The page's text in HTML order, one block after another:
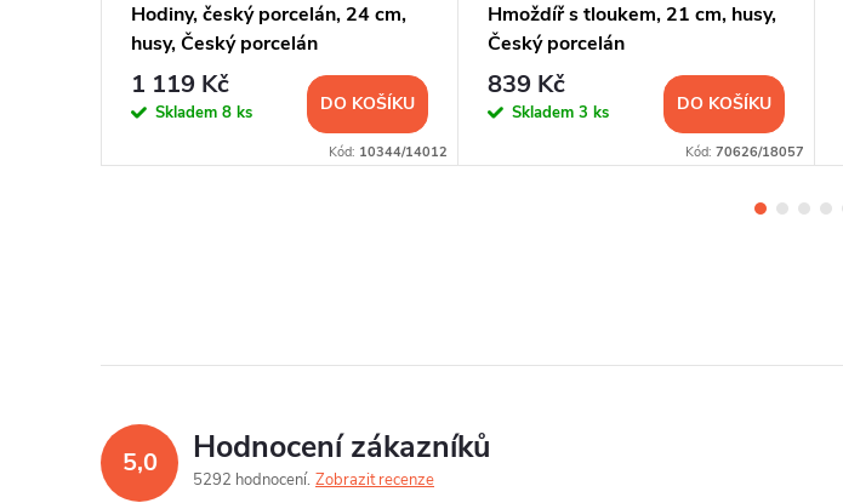
Hodiny, český porcelán, 24 cm,
husy, Český porcelán
1 119 Kč
Skladem 8 ks DO KOŠÍKU
Kód: 10344/14012
Hmoždíř s tloukem, 21 cm, husy,
Český porcelán
839 Kč
Skladem 3 ks DO KOŠÍKU
Kód: 70626/18057
5,0 Hodnocení zákazníků
5292 hodnocení Zobrazit recenze